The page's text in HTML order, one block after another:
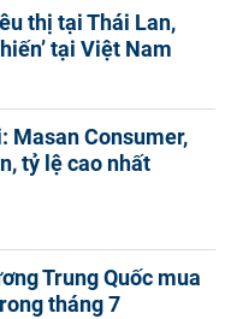
thị tại Thái Lan,
tại Việt Nam
Masan Consumer,
tỷ lệ cao nhất
Trung Quốc mua
tháng 7